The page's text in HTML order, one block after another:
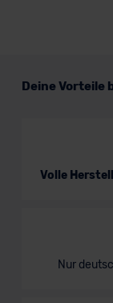
Deine Vorteile
Volle
Nur